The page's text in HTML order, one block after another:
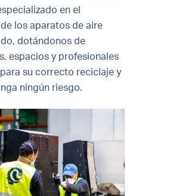
en el
los aparatos de aire
dotándonos de
espacios y profesionales
su correcto reciclaje y
ningún riesgo.